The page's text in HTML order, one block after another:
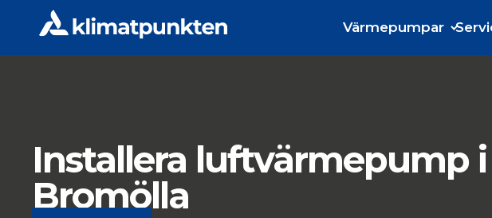
Värmepumpar
Installera luftvärmepump i
Bromölla